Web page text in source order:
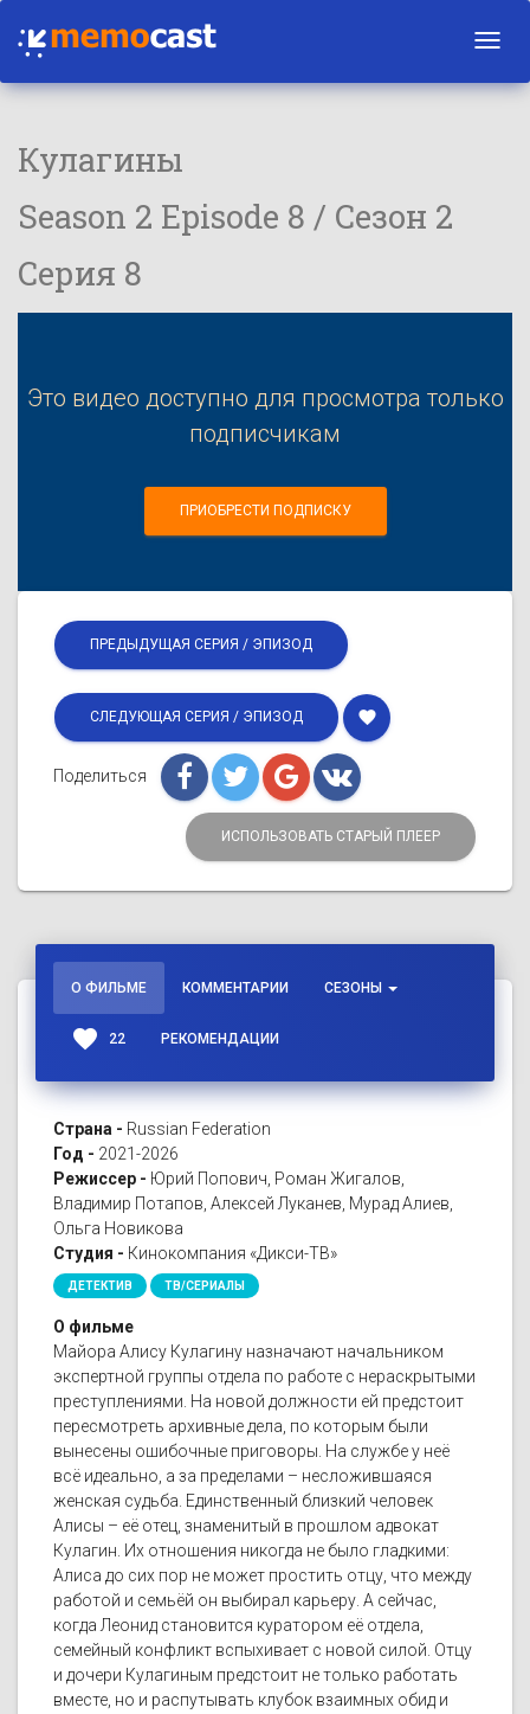
Кулагины
Season 2 Episode 8 / Сезон 2
Серия 8
Это видео доступно для просмотра только
подписчикам
ПРИОБРЕСТИ ПОДПИСКУ
ПРЕДЫДУЩАЯ СЕРИЯ / ЭПИЗОД
СЛЕДУЮЩАЯ СЕРИЯ / ЭПИЗОД favorite
Поделиться
ИСПОЛЬЗОВАТЬ СТАРЫЙ ПЛЕЕР
О ФИЛЬМЕ КОММЕНТАРИИ СЕЗОНЫ
favorite 22 РЕКОМЕНДАЦИИ
Страна - Russian Federation
Год - 2021-2026
Режиссер - Юрий Попович, Роман Жигалов,
Владимир Потапов, Алексей Луканев, Мурад Алиев,
Ольга Новикова
Студия - Кинокомпания «Дикси-ТВ»
ДЕТЕКТИВ ТВ/СЕРИАЛЫ
О фильме
Майора Алису Кулагину назначают начальником
экспертной группы отдела по работе с нераскрытыми
преступлениями. На новой должности ей предстоит
пересмотреть архивные дела, по которым были
вынесены ошибочные приговоры. На службе у неё
всё идеально, а за пределами – несложившаяся
женская судьба. Единственный близкий человек
Алисы – её отец, знаменитый в прошлом адвокат
Кулагин. Их отношения никогда не было гладкими:
Алиса до сих пор не может простить отцу, что между
работой и семьёй он выбирал карьеру. А сейчас,
когда Леонид становится куратором её отдела,
семейный конфликт вспыхивает с новой силой. Отцу
и дочери Кулагиным предстоит не только работать
вместе, но и распутывать клубок взаимных обид и